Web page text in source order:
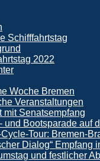
Schifffahrtstag
2022
Woche Bremen
Veranstaltungen
mit Senatsempfang
und Bootsparade auf
Tour: Bremen-
Dialog“ Empfang
und festlicher